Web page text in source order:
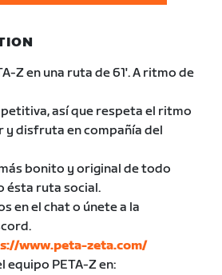
Z en una ruta de 61'. A ritmo de
así que respeta el ritmo
y disfruta en compañía del
bonito y original de todo
ésta ruta social.
en el chat o únete a la
www.peta-zeta.com/
equipo PETA-Z en: